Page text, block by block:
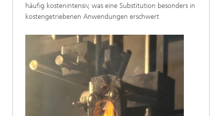
häufig kostenintensiv, was eine Substitution besonders in
kostengetriebenen Anwendungen erschwert